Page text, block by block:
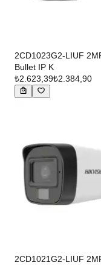
2CD1023G2-LIUF
Bullet IP K
₺2.623,39₺2.384,90
2CD1021G2-LIUF